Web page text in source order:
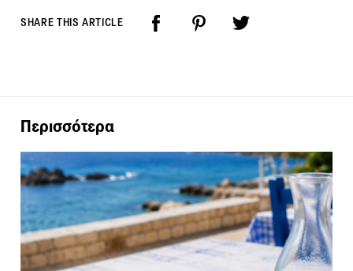
SHARE THIS ARTICLE
Περισσότερα